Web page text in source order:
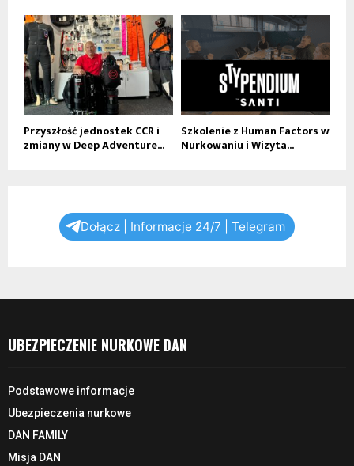
Przyszłość jednostek CCR i
zmiany w Deep Adventure...
Szkolenie z Human Factors w
Nurkowaniu i Wizyta...
Dołącz | Informacje 24/7 | Telegram
UBEZPIECZENIE NURKOWE DAN
Podstawowe informacje
Ubezpieczenia nurkowe
DAN FAMILY
Misja DAN